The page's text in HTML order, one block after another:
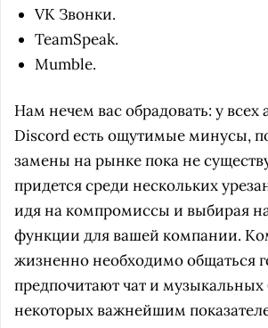
VK Звонки.
TeamSpeak.
Mumble.
Нам нечем вас обрадовать: у всех
Discord есть ощутимые минусы,
замены на рынке пока не
придется среди нескольких
идя на компромиссы и выбирая
функции для вашей компании.
жизненно необходимо общаться
предпочитают чат и музыкальных
некоторых важнейшим